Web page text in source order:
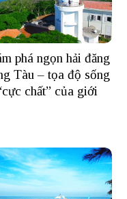
phá ngọn hải đăng
Tàu – tọa độ sống
chất” của giới